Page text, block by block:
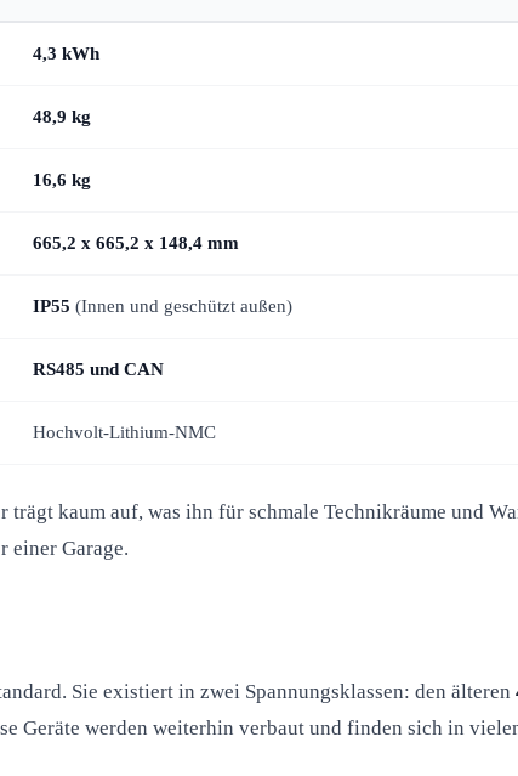
4,3 kWh
48,9 kg
16,6 kg
665,2 x 665,2 x 148,4 mm
IP55 (Innen und geschützt außen)
RS485 und CAN
Hochvolt-Lithium-NMC
trägt kaum auf, was ihn für schmale Technikräume und
einer Garage.
Sie existiert in zwei Spannungsklassen: den älteren
Geräte werden weiterhin verbaut und finden sich in